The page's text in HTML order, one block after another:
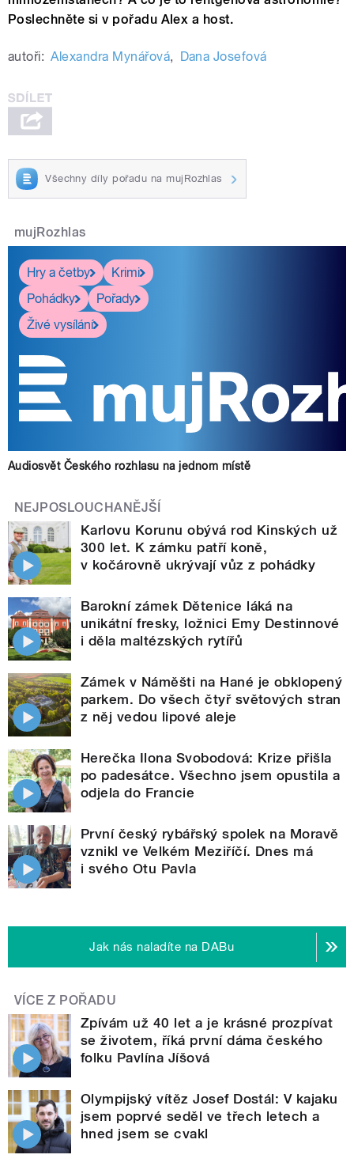
Poslechněte si v pořadu Alex a host.
autoři: Alexandra Mynářová, Dana Josefová
Všechny díly pořadu na mujRozhlas
mujRozhlas
Hry a četby
Krimi
Pohádky
Pořady
Živé vysílání
Audiosvět Českého rozhlasu na jednom místě
NEJPOSLOUCHANĚJŠÍ
Karlovu Korunu obývá rod Kinských už
300 let. K zámku patří koně,
v kočárovně ukrývají vůz z pohádky
Barokní zámek Dětenice láká na
unikátní fresky, ložnici Emy Destinnové
i děla maltézských rytířů
Zámek v Náměšti na Hané je obklopený
parkem. Do všech čtyř světových stran
z něj vedou lipové aleje
Herečka Ilona Svobodová: Krize přišla
po padesátce. Všechno jsem opustila a
odjela do Francie
První český rybářský spolek na Moravě
vznikl ve Velkém Meziříčí. Dnes má
i svého Otu Pavla
Jak nás naladíte na DABu
VÍCE Z POŘADU
Zpívám už 40 let a je krásné prozpívat
se životem, říká první dáma českého
folku Pavlína Jíšová
Olympijský vítěz Josef Dostál: V kajaku
jsem poprvé seděl ve třech letech a
hned jsem se cvakl